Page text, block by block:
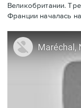
Великобритании.
Франции началась